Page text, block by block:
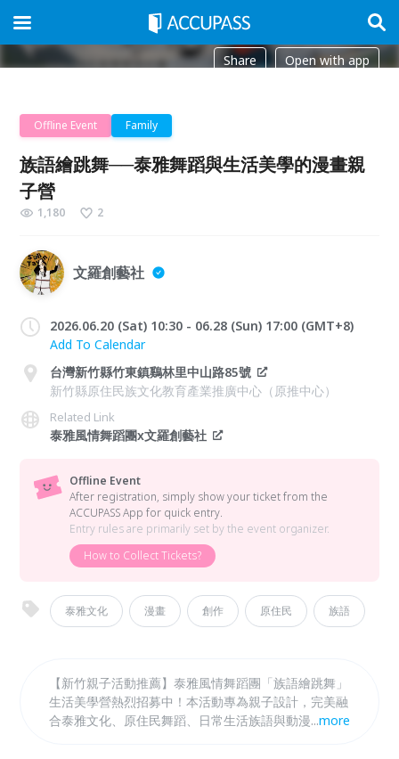
Share Open with app
Offline Event Family
族語繪跳舞──泰雅舞蹈與生活美學的漫畫親
子營
1,180 2
文羅創藝社
2026.06.20 (Sat) 10:30 - 06.28 (Sun) 17:00 (GMT+8)
Add To Calendar
台灣新竹縣竹東鎮鷄林里中山路85號
新竹縣原住民族文化教育產業推廣中心（原推中心）
Related Link
泰雅風情舞蹈團x文羅創藝社
Offline Event
After registration, simply show your ticket from the
ACCUPASS App for quick entry.
Entry rules are primarily set by the event organizer.
How to Collect Tickets?
泰雅文化 漫畫 創作 原住民 族語
【新竹親子活動推薦】泰雅風情舞蹈團「族語繪跳舞」
生活美學營熱烈招募中！本活動專為親子設計，完美融
合泰雅文化、原住民舞蹈、日常生活族語與動漫創作。
...more